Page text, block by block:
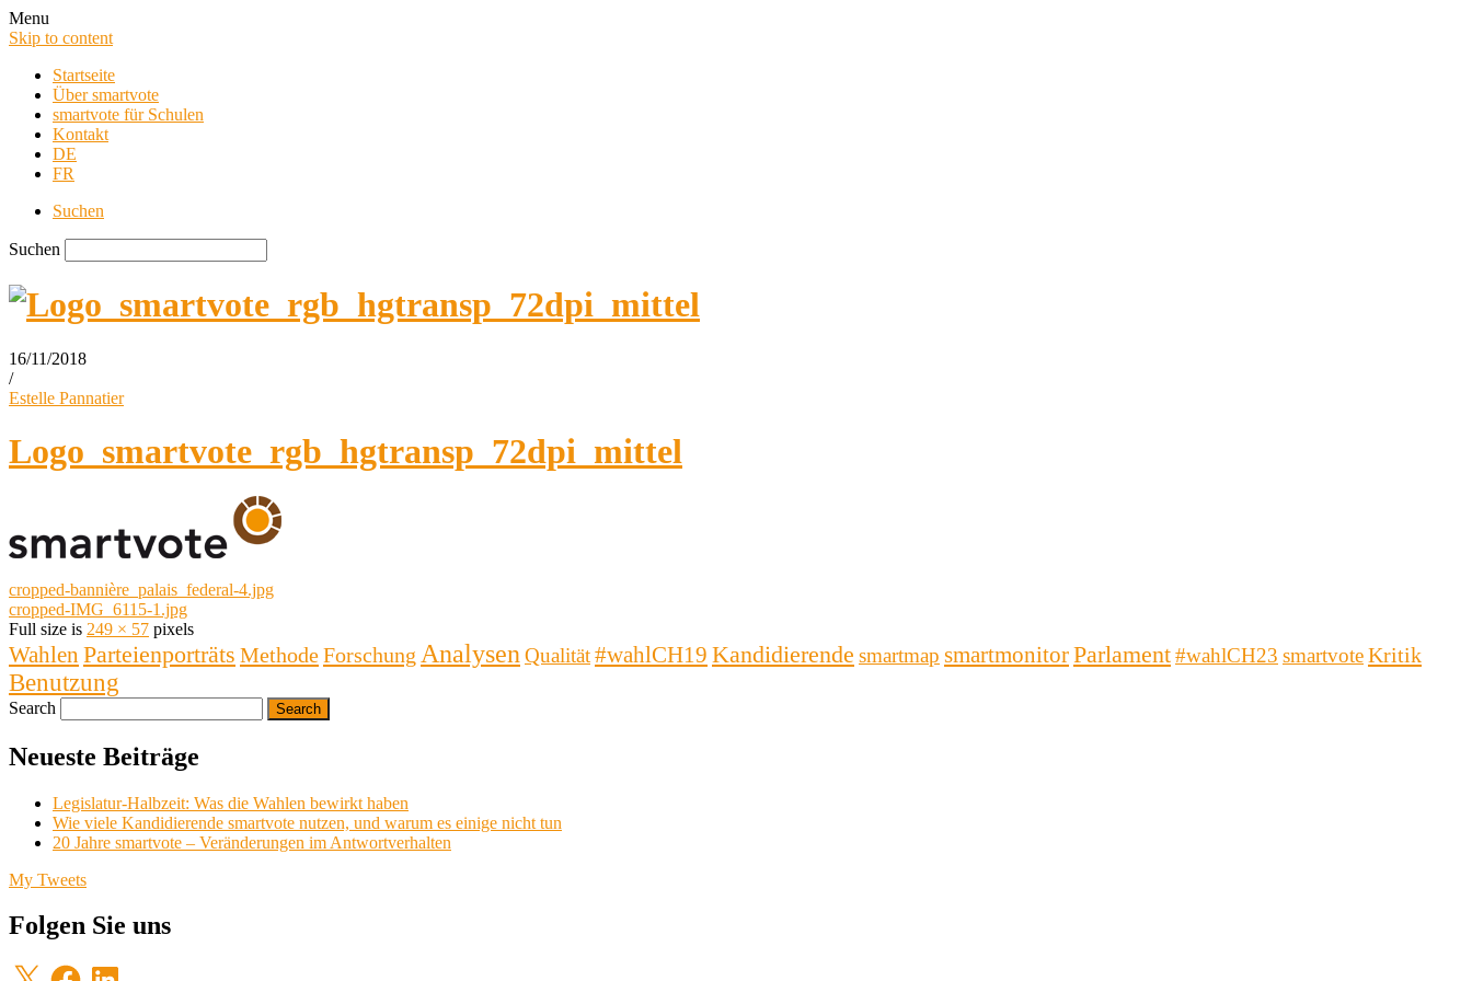
Menu
Skip to content
Startseite
Über smartvote
smartvote für Schulen
Kontakt
DE
FR
Suchen
Suchen
smartvote Blog
16/11/2018
/
Estelle Pannatier
Logo_smartvote_rgb_hgtransp_72dpi_mittel
cropped-bannière_palais_federal-4.jpg
cropped-IMG_6115-1.jpg
Full size is 249 × 57 pixels
Wahlen Parteienporträts MethodeForschung Analysen Qualität#wahlCH19 Kandidierende smartmap smartmonitorParlament#wahlCH23 smartvoteKritik
Benutzung
Search
Neueste Beiträge
Legislatur-Halbzeit: Was die Wahlen bewirkt haben
Wie viele Kandidierende smartvote nutzen, und warum es einige nicht tun
20 Jahre smartvote – Veränderungen im Antwortverhalten
My Tweets
Folgen Sie uns
X FacebookLinkedIn